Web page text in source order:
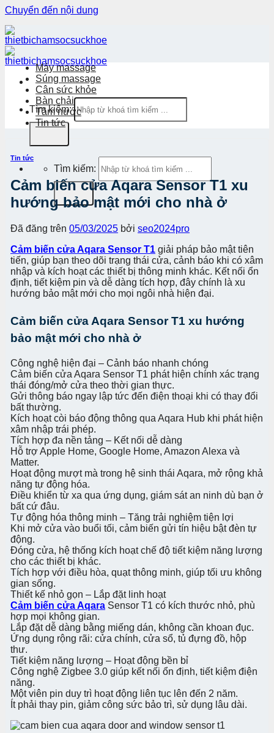
Chuyển đến nội dung
Tìm kiếm:
Tìm kiếm:
Máy massage
Súng massage
Cân sức khỏe
Bàn chải
Tăm nước
Tin tức
Tin tức
Cảm biến cửa Aqara Sensor T1 xu
hướng bảo mật mới cho nhà ở
Đã đăng trên 05/03/2025 bởi seo2024pro
Cảm biến cửa Aqara Sensor T1 giải pháp bảo mật tiên
tiến, giúp bạn theo dõi trạng thái cửa, cảnh báo khi có xâm
nhập và kích hoạt các thiết bị thông minh khác. Kết nối ổn
định, tiết kiệm pin và dễ dàng tích hợp, đây chính là xu
hướng bảo mật mới cho mọi ngôi nhà hiện đại.
Cảm biến cửa Aqara Sensor T1 xu hướng
bảo mật mới cho nhà ở
Công nghệ hiện đại – Cảnh báo nhanh chóng
Cảm biến cửa Aqara Sensor T1 phát hiện chính xác trạng
thái đóng/mở cửa theo thời gian thực.
Gửi thông báo ngay lập tức đến điện thoại khi có thay đổi
bất thường.
Kích hoạt còi báo động thông qua Aqara Hub khi phát hiện
xâm nhập trái phép.
Tích hợp đa nền tảng – Kết nối dễ dàng
Hỗ trợ Apple Home, Google Home, Amazon Alexa và
Matter.
Hoạt động mượt mà trong hệ sinh thái Aqara, mở rộng khả
năng tự động hóa.
Điều khiển từ xa qua ứng dụng, giám sát an ninh dù bạn ở
bất cứ đâu.
Tự động hóa thông minh – Tăng trải nghiệm tiện lợi
Khi mở cửa vào buổi tối, cảm biến gửi tín hiệu bật đèn tự
động.
Đóng cửa, hệ thống kích hoạt chế độ tiết kiệm năng lượng
cho các thiết bị khác.
Tích hợp với điều hòa, quạt thông minh, giúp tối ưu không
gian sống.
Thiết kế nhỏ gọn – Lắp đặt linh hoạt
Cảm biến cửa Aqara Sensor T1 có kích thước nhỏ, phù
hợp mọi không gian.
Lắp đặt dễ dàng bằng miếng dán, không cần khoan đục.
Ứng dụng rộng rãi: cửa chính, cửa sổ, tủ đựng đồ, hộp
thư.
Tiết kiệm năng lượng – Hoạt động bền bỉ
Công nghệ Zigbee 3.0 giúp kết nối ổn định, tiết kiệm điện
năng.
Một viên pin duy trì hoạt động liên tục lên đến 2 năm.
Ít phải thay pin, giảm công sức bảo trì, sử dụng lâu dài.